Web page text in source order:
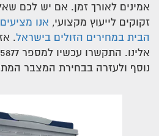
אמינים לאורך זמן. אם יש לכם
זקוקים לייעוץ מקצועי, אנו
הבית במחירים הזולים בישראל.
נוסף ולעזרה בבחירת המצבר